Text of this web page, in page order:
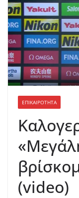
ΕΠΙΚΑΙΡΟΤΗΤΑ
(video)